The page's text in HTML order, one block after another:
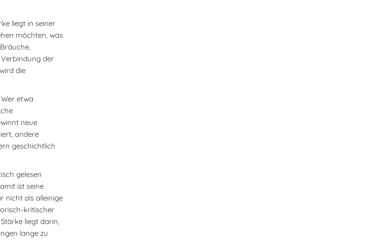
liegt in seiner
möchten, was
der
die
etwa
neue
andere
geschichtlich
gelesen
ist seine
nicht als alleinige
kritischer
liegt darin,
lange zu